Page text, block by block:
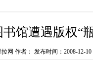
馆遭遇版权“
网 作者： 发布时间：2008-12-10